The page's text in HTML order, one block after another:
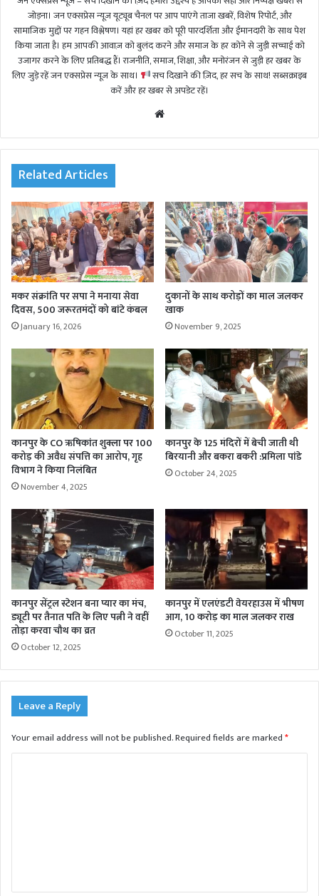
जोड़ना। जन एक्सप्रेस न्यूज़ यूट्यूब चैनल पर आप पाएंगे ताजा खबरें, विशेष रिपोर्ट, और
सामाजिक मुद्दों पर गहन विश्लेषण। यहां हर खबर को पूरी पारदर्शिता और ईमानदारी के साथ पेश
किया जाता है। हम आपकी आवाज़ को बुलंद करने और समाज के हर कोने से जुड़ी सच्चाई को
उजागर करने के लिए प्रतिबद्ध हैं। राजनीति, समाज, शिक्षा, और मनोरंजन से जुड़ी हर खबर के
लिए जुड़े रहें जन एक्सप्रेस न्यूज़ के साथ।
सच दिखाने की ज़िद, हर सच के साथ! सब्सक्राइब
करें और हर खबर से अपडेट रहें।
te
Related Articles
मकर संक्रांति पर सपा ने मनाया सेवा
दिवस, 500 जरूरतमंदों को बांटे कंबल
January 16, 2026
दुकानों के साथ करोड़ों का माल जलकर
खाक
November 9, 2025
कानपुर के CO ऋषिकांत शुक्ला पर 100
करोड़ की अवैध संपत्ति का आरोप, गृह
विभाग ने किया निलंबित
November 4, 2025
कानपुर के 125 मंदिरों में बेची जाती थी
बिरयानी और बकरा बकरी :प्रमिला पांडे
October 24, 2025
कानपुर सेंट्रल स्टेशन बना प्यार का मंच,
ड्यूटी पर तैनात पति के लिए पत्नी ने वहीं
तोड़ा करवा चौथ का व्रत
October 12, 2025
कानपुर में एलएंडटी वेयरहाउस में भीषण
आग, 10 करोड़ का माल जलकर राख
October 11, 2025
Leave a Reply
Your email address will not be published.Required fields are marked*
t